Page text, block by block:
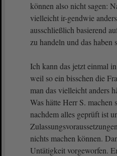
können also nicht sagen:
vielleicht ir-gendwie
ausschließlich basierend
zu handeln und das haben
Ich kann das jetzt einmal
weil so ein bisschen die
man das vielleicht anders
Was hätte Herr S. machen
nachdem alles geprüft ist
nichts machen können.
Untätigkeit vorgeworfen.